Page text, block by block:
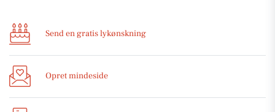
Send en gratis lykønskning
Opret mindeside